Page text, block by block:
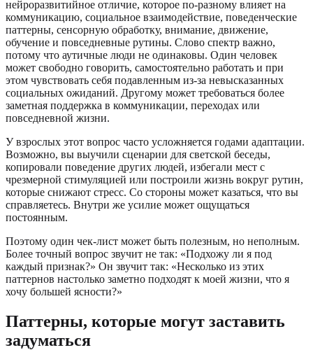
нейроразвитийное отличие, которое по-разному влияет на
коммуникацию, социальное взаимодействие, поведенческие
паттерны, сенсорную обработку, внимание, движение,
обучение и повседневные рутины. Слово спектр важно,
потому что аутичные люди не одинаковы. Один человек
может свободно говорить, самостоятельно работать и при
этом чувствовать себя подавленным из-за невысказанных
социальных ожиданий. Другому может требоваться более
заметная поддержка в коммуникации, переходах или
повседневной жизни.
У взрослых этот вопрос часто усложняется годами адаптации.
Возможно, вы выучили сценарии для светской беседы,
копировали поведение других людей, избегали мест с
чрезмерной стимуляцией или построили жизнь вокруг рутин,
которые снижают стресс. Со стороны может казаться, что вы
справляетесь. Внутри же усилие может ощущаться
постоянным.
Поэтому один чек-лист может быть полезным, но неполным.
Более точный вопрос звучит не так: «Подхожу ли я под
каждый признак?» Он звучит так: «Несколько из этих
паттернов настолько заметно подходят к моей жизни, что я
хочу большей ясности?»
Паттерны, которые могут заставить
задуматься